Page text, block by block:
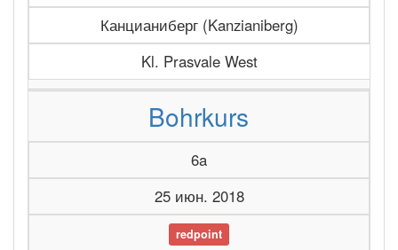
Канцианиберг (Kanzianiberg)
Kl. Prasvale West
Bohrkurs
6a
25 июн. 2018
redpoint